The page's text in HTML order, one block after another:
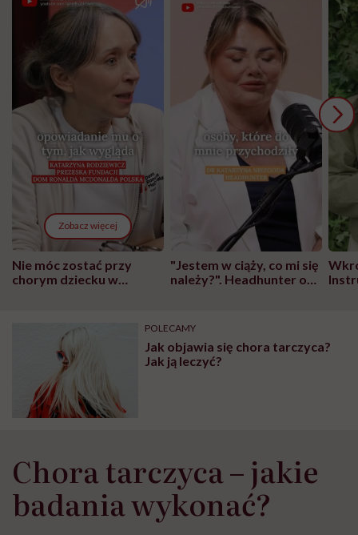
Zobacz więcej
Nie móc zostać przy
chorym dziecku w
głupota i brak
wyobraźni"
"Jestem w ciąży, co mi się
należy?". Headhunter o
pracy
POLECAMY
Jak objawia się chora tarczyca?
Jak ją leczyć?
Chora tarczyca – jakie
badania wykonać?